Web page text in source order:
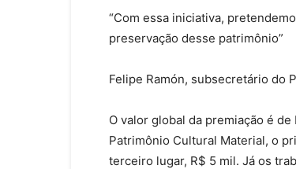
“Com essa iniciativa,
preservação desse patrimônio”
Felipe Ramón, subsecretário do
O valor global da premiação é
Patrimônio Cultural Material, o
terceiro lugar, R$ 5 mil. Já os